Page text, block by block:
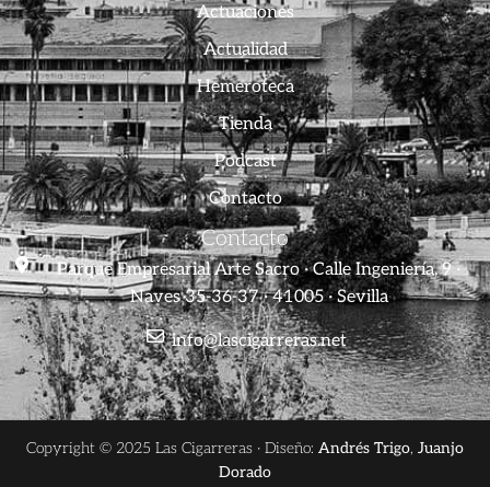
Actuaciones
Actualidad
Hemeroteca
Tienda
Podcast
Contacto
Contacto
Parque Empresarial Arte Sacro · Calle Ingeniería, 9 ·
Naves 35-36-37 · 41005 · Sevilla
info@lascigarreras.net
Copyright © 2025 Las Cigarreras · Diseño: Andrés Trigo, Juanjo
Dorado